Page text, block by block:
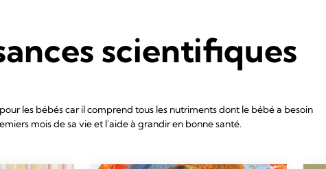
scientifiques
les bébés car il comprend tous les nutriments dont le bébé a besoin
mois de sa vie et l'aide à grandir en bonne santé.